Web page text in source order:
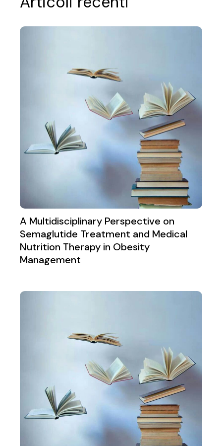
A Multidisciplinary Perspective on
Semaglutide Treatment and Medical
Nutrition Therapy in Obesity
Management